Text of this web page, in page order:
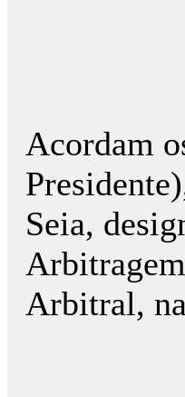
Acordam
Seia,
Arbitral,